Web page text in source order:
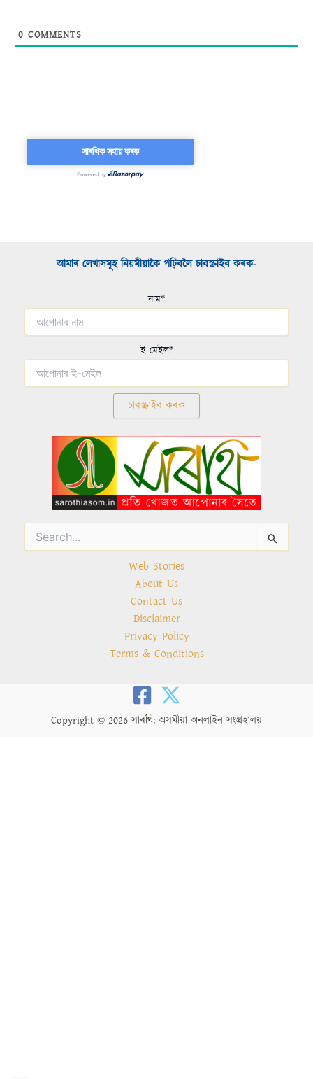
0 COMMENTS
আমাৰ লেখাসমূহ নিয়মীয়াকৈ পঢ়িবলৈ চাবস্ক্ৰাইব কৰক-​
নাম*
ই-মেইল*
Search
for:
Web Stories
About Us
Contact Us
Disclaimer
Privacy Policy
Terms & Conditions
Copyright © 2026 সাৰথি: অসমীয়া অনলাইন সংগ্ৰহালয়